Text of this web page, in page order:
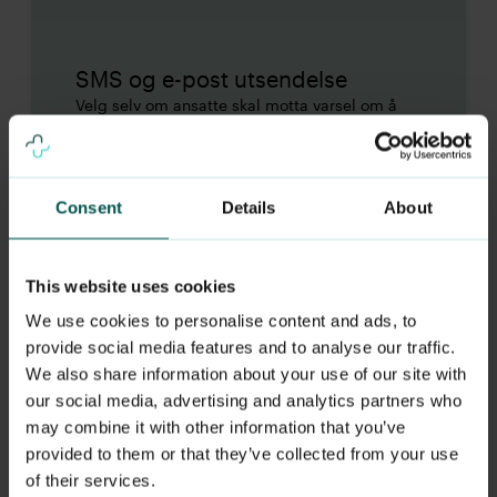
Consent Details About
This website uses cookies
We use cookies to personalise content and ads, to
provide social media features and to analyse our traffic.
We also share information about your use of our site with
our social media, advertising and analytics partners who
may combine it with other information that you’ve
provided to them or that they’ve collected from your use
of their services.
SMS og e-post utsendelse
Velg selv om ansatte skal motta varsel om å
gjennomføre undersøkelsen på SMS, e-post
eller begge. Undersøkelsen er tilgjengelig på
undersøkelsen lukkes!